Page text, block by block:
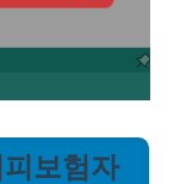
보험자